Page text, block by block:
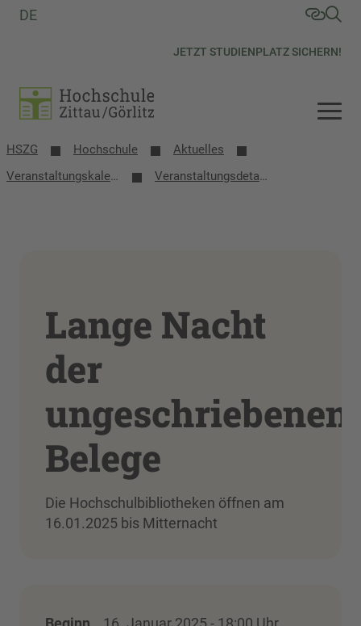
JETZT STUDIENPLATZ SICHERN!
DE
HSZG Hochschule
Aktuelles
Veranstaltungs­kalender
Veranstaltungsdetails
Lange Nacht
der
ungeschriebenen
Belege
Die Hochschulbibliotheken öffnen am
16.01.2025 bis Mitternacht